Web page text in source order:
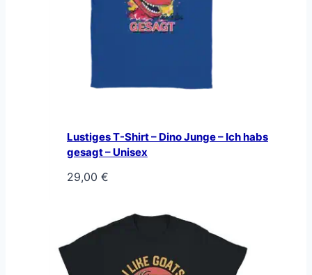
Lustiges T-Shirt – Dino Junge – Ich habs
gesagt – Unisex
29,00 €